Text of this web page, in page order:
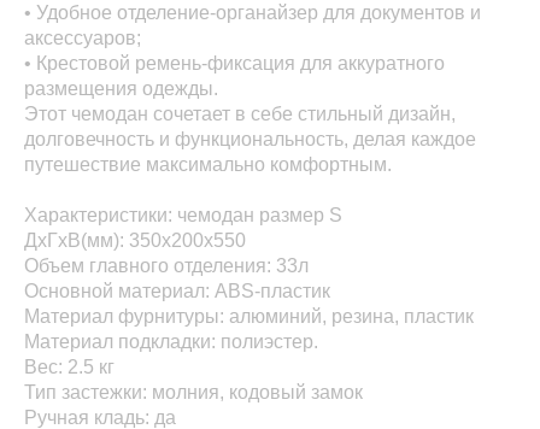
• Удобное отделение-органайзер для документов и
аксессуаров;
• Крестовой ремень-фиксация для аккуратного
размещения одежды.
Этот чемодан сочетает в себе стильный дизайн,
долговечность и функциональность, делая каждое
путешествие максимально комфортным.
Характеристики: чемодан размер S
ДхГхВ(мм): 350x200x550
Объем главного отделения: 33л
Основной материал: ABS-пластик
Материал фурнитуры: алюминий, резина, пластик
Материал подкладки: полиэстер.
Вес: 2.5 кг
Тип застежки: молния, кодовый замок
Ручная кладь: да